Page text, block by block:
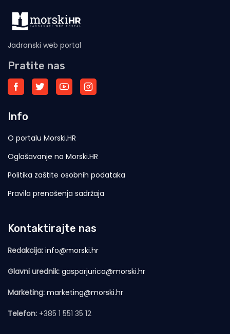
Jadranski web portal
Pratite nas
Info
O portalu Morski.HR
Oglašavanje na Morski.HR
Politika zaštite osobnih podataka
Pravila prenošenja sadržaja
Kontaktirajte nas
Redakcija: info@morski.hr
Glavni urednik: gasparjurica@morski.hr
Marketing: marketing@morski.hr
Telefon: +385 1 551 35 12